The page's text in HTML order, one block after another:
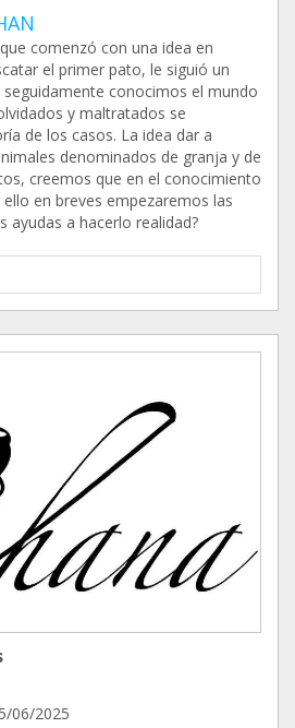
comenzó con una idea en
el primer pato, le siguió un
conocimos el mundo
y maltratados se
de los casos. La idea dar a
denominados de granja y de
creemos que en el conocimiento
en breves empezaremos las
ayudas a hacerlo realidad?
06/2025